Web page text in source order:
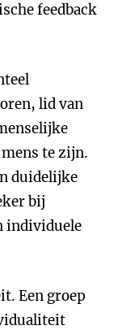
feedback
lid van
te zijn.
duidelijke
bij
individuele
Een groep